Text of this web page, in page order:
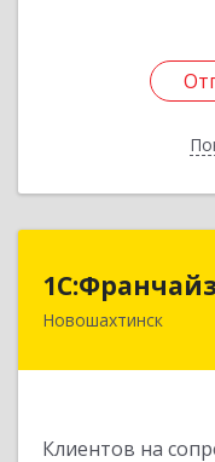
Новошахтинск
Клиентов на
346901,